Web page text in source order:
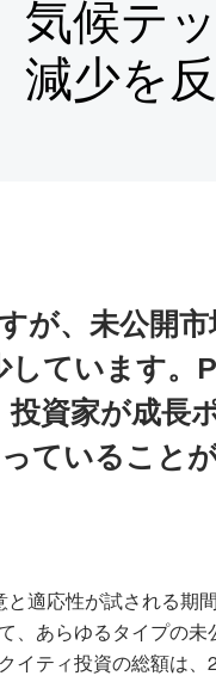
気候テ
減少を
が、未公開
ています。
投資家が成長
ていること
適応性が試される期
、あらゆるタイプの未
イティ投資の総額は